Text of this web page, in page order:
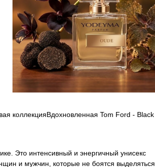
коллекцияВдохновленная Tom Ford - Black
Это интенсивный и энергичный унисекс
и мужчин, которые не боятся выделяться.